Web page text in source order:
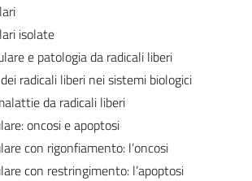
isolate
e patologia da radicali liberi
radicali liberi nei sistemi biologici
da radicali liberi
oncosi e apoptosi
con rigonfiamento: l’oncosi
con restringimento: l’apoptosi